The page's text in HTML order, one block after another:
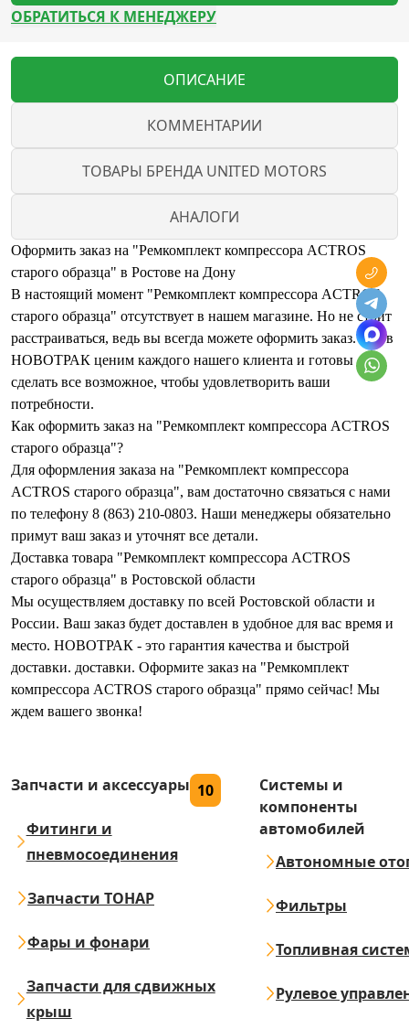
ОБРАТИТЬСЯ К МЕНЕДЖЕРУ
ОПИСАНИЕ
КОММЕНТАРИИ
ТОВАРЫ БРЕНДА UNITED MOTORS
АНАЛОГИ
Оформить заказ на "Ремкомплект компрессора ACTROS
старого образца" в Ростове на Дону
В настоящий момент "Ремкомплект компрессора ACTROS
старого образца" отсутствует в нашем магазине. Но не стоит
расстраиваться, ведь вы всегда можете оформить заказ. Мы в
НОВОТРАК ценим каждого нашего клиента и готовы
сделать все возможное, чтобы удовлетворить ваши
потребности.
Как оформить заказ на "Ремкомплект компрессора ACTROS
старого образца"?
Для оформления заказа на "Ремкомплект компрессора
ACTROS старого образца", вам достаточно связаться с нами
по телефону 8 (863) 210-0803. Наши менеджеры обязательно
примут ваш заказ и уточнят все детали.
Доставка товара "Ремкомплект компрессора ACTROS
старого образца" в Ростовской области
Мы осуществляем доставку по всей Ростовской области и
России. Ваш заказ будет доставлен в удобное для вас время и
место. НОВОТРАК - это гарантия качества и быстрой
доставки. доставки. Оформите заказ на "Ремкомплект
компрессора ACTROS старого образца" прямо сейчас! Мы
ждем вашего звонка!
Запчасти и аксессуары 10
Фитинги и
пневмосоединения
Запчасти ТОНАР
Фары и фонари
Запчасти для сдвижных
крыш
Системы и
компоненты
автомобилей
Автономные
Фильтры
Топливная
Рулевое